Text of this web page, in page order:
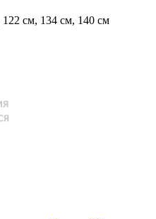
122 см, 134 см, 140 см